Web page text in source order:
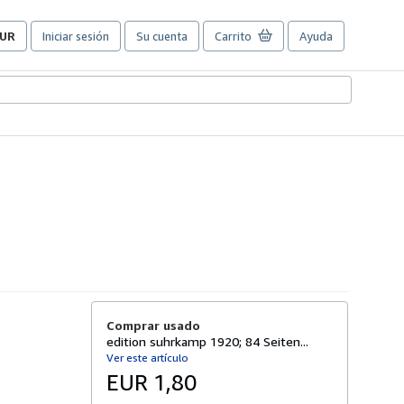
Iniciar sesión Su cuenta Carrito Ayuda
Comprar usado
edition suhrkamp 1920; 84 Seiten...
Ver este artículo
EUR 1,80